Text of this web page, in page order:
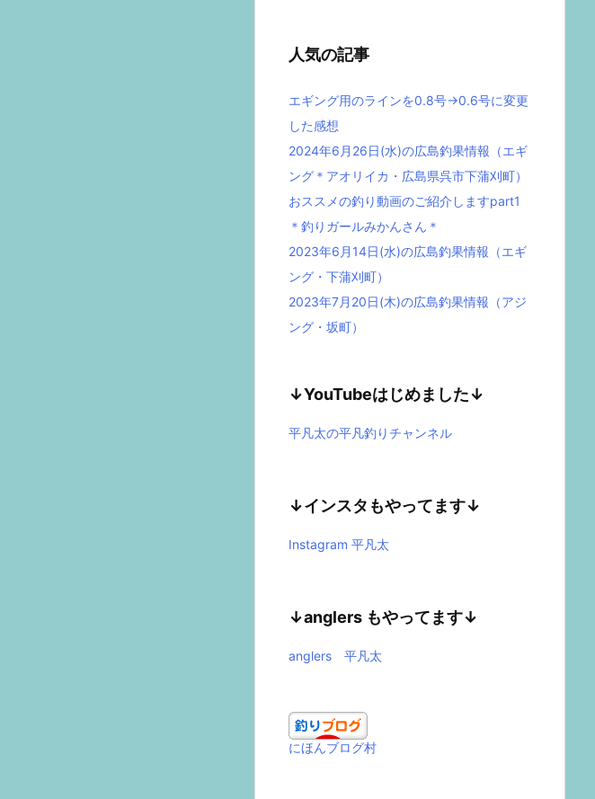
人気の記事
エギング用のラインを0.8号→0.6号に変更
した感想
2024年6月26日(水)の広島釣果情報（エギ
ング＊アオリイカ・広島県呉市下蒲刈町）
おススメの釣り動画のご紹介しますpart1
＊釣りガールみかんさん＊
2023年6月14日(水)の広島釣果情報（エギ
ング・下蒲刈町）
2023年7月20日(木)の広島釣果情報（アジ
ング・坂町）
↓YouTubeはじめました↓
平凡太の平凡釣りチャンネル
↓インスタもやってます↓
Instagram 平凡太
↓anglers もやってます↓
anglers 平凡太
にほんブログ村